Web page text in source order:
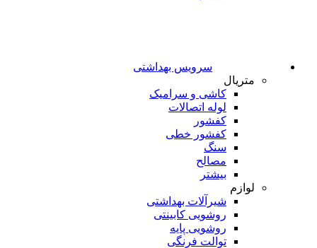
سرویس بهداشتی
متریال
کاشی و سرامیک
لوله اتصالات
کفشور
کفشور خطی
سنگ
مصالح
بیشتر
لوازم
شیرآلات بهداشتی
روشویی کابینتی
روشویی پایه
توالت فرنگی